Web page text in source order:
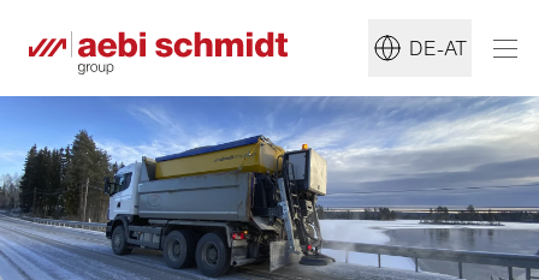
DE-AT